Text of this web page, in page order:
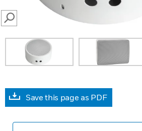
SEARCH
Save this page as PDF